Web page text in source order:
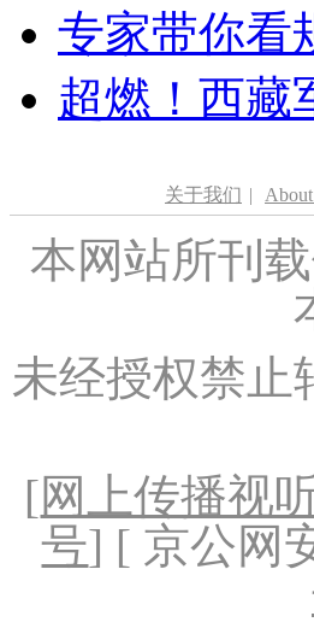
专家带你看
超燃！西藏
关于我们 |
本网站所刊
未经授权禁止
[网上传播视
号] [ 京公网